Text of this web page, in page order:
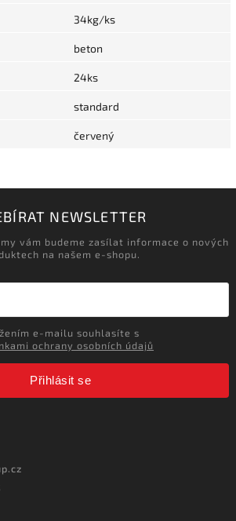
34kg/ks
beton
24ks
standard
červený
NEWSLETTER
vám budeme zasílat informace o nových
na našem e-shopu.
ochrany osobních údajů
Přihlásit se